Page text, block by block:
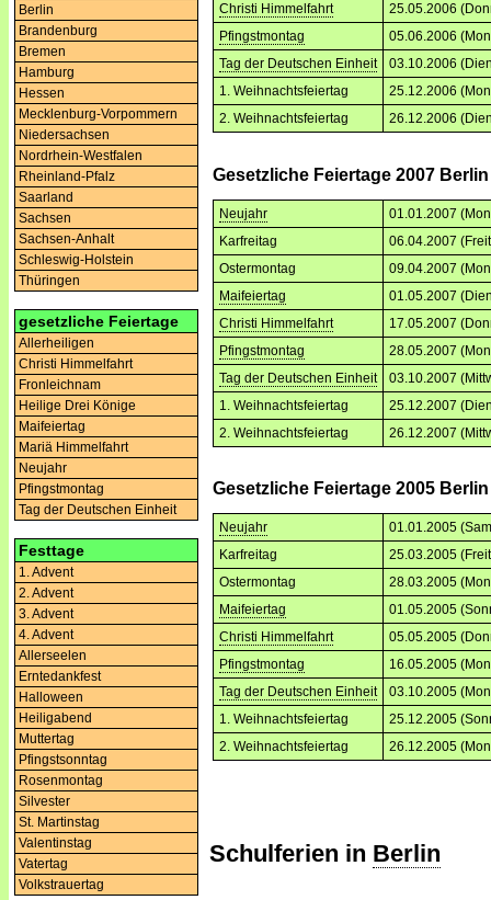
Berlin
Brandenburg
Bremen
Hamburg
Hessen
Mecklenburg-Vorpommern
Niedersachsen
Nordrhein-Westfalen
Rheinland-Pfalz
Saarland
Sachsen
Sachsen-Anhalt
Schleswig-Holstein
Thüringen
gesetzliche Feiertage
Allerheiligen
Christi Himmelfahrt
Fronleichnam
Heilige Drei Könige
Maifeiertag
Mariä Himmelfahrt
Neujahr
Pfingstmontag
Tag der Deutschen Einheit
Festtage
1. Advent
2. Advent
3. Advent
4. Advent
Allerseelen
Erntedankfest
Halloween
Heiligabend
Muttertag
Pfingstsonntag
Rosenmontag
Silvester
St. Martinstag
Valentinstag
Vatertag
Volkstrauertag
Christi Himmelfahrt
25.05.2006
Pfingstmontag
05.06.2006
Tag der Deutschen Einheit
03.10.2006
1. Weihnachtsfeiertag
25.12.2006
2. Weihnachtsfeiertag
26.12.2006
Gesetzliche Feiertage 2007 Berlin
Neujahr
01.01.2007
Karfreitag
06.04.2007
Ostermontag
09.04.2007
Maifeiertag
01.05.2007
Christi Himmelfahrt
17.05.2007
Pfingstmontag
28.05.2007
Tag der Deutschen Einheit
03.10.2007
1. Weihnachtsfeiertag
25.12.2007
2. Weihnachtsfeiertag
26.12.2007
Gesetzliche Feiertage 2005 Berlin
Neujahr
01.01.2005
Karfreitag
25.03.2005
Ostermontag
28.03.2005
Maifeiertag
01.05.2005
Christi Himmelfahrt
05.05.2005
Pfingstmontag
16.05.2005
Tag der Deutschen Einheit
03.10.2005
1. Weihnachtsfeiertag
25.12.2005
2. Weihnachtsfeiertag
26.12.2005
Schulferien in Berlin